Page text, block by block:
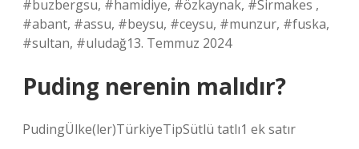
#buzbergsu, #hamidiye, #özkaynak, #Sirmakes ,
#abant, #assu, #beysu, #ceysu, #munzur, #fuska,
#sultan, #uludağ13. Temmuz 2024
Puding nerenin malıdır?
PudingÜlke(ler)TürkiyeTipSütlü tatlı1 ek satır